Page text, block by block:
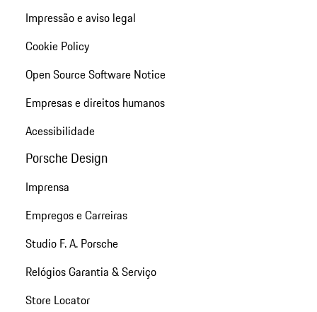
Impressão e aviso legal
Cookie Policy
Open Source Software Notice
Empresas e direitos humanos
Acessibilidade
Porsche Design
Imprensa
Empregos e Carreiras
Studio F. A. Porsche
Relógios Garantia & Serviço
Store Locator